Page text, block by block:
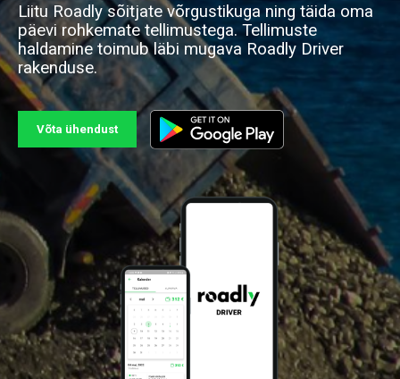
Liitu Roadly sõitjate võrgustikuga ning täida oma
päevi rohkemate tellimustega. Tellimuste
haldamine toimub läbi mugava Roadly Driver
rakenduse.
Võta ühendust